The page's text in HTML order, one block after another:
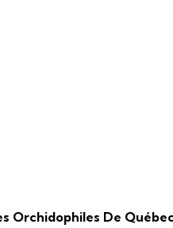
Orchidophiles De Québec